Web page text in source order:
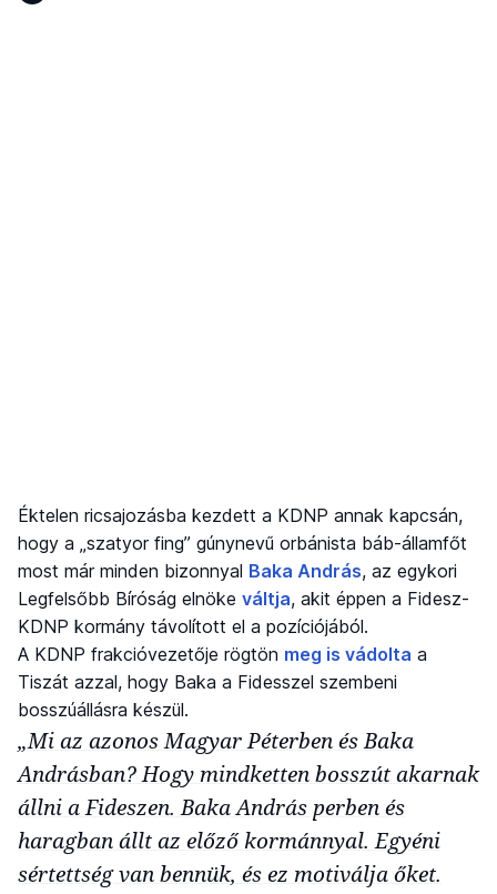
Éktelen ricsajozásba kezdett a KDNP annak kapcsán,
hogy a „szatyor fing” gúnynevű orbánista báb-államfőt
most már minden bizonnyal Baka András, az egykori
Legfelsőbb Bíróság elnöke váltja, akit éppen a Fidesz-
KDNP kormány távolított el a pozíciójából.
A KDNP frakcióvezetője rögtön meg is vádolta a
Tiszát azzal, hogy Baka a Fidesszel szembeni
bosszúállásra készül.
„Mi az azonos Magyar Péterben és Baka
Andrásban? Hogy mindketten bosszút akarnak
állni a Fideszen. Baka András perben és
haragban állt az előző kormánnyal. Egyéni
sértettség van bennük, és ez motiválja őket.